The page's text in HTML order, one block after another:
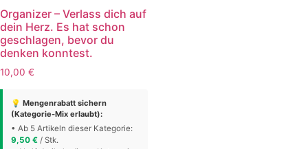
Organizer – Verlass dich auf
dein Herz. Es hat schon
geschlagen, bevor du
denken konntest.
10,00 €
💡 Mengenrabatt sichern
(Kategorie-Mix erlaubt):
• Ab 5 Artikeln dieser Kategorie:
9,50 € / Stk.